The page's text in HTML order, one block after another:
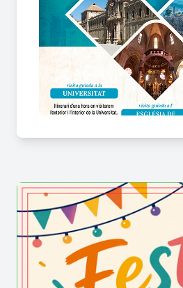
Hora: 11.00 h
Punt de trobada: Porta
Preu: 3€ persona (menors de
Visita ambdós monuments i
antic
Punt de trobada: Porta de la
INFORMACIÓ I RESERVES:
Turisme Cervera
Av. Francesc Macià 78 de
e-mail:turisme@cervera.cat
Telèfon: 973 53 44 42